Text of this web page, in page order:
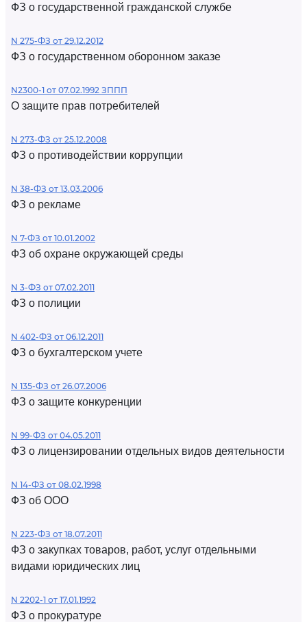
ФЗ о государственной гражданской службе
N 275-ФЗ от 29.12.2012
ФЗ о государственном оборонном заказе
N2300-1 от 07.02.1992 ЗППП
О защите прав потребителей
N 273-ФЗ от 25.12.2008
ФЗ о противодействии коррупции
N 38-ФЗ от 13.03.2006
ФЗ о рекламе
N 7-ФЗ от 10.01.2002
ФЗ об охране окружающей среды
N 3-ФЗ от 07.02.2011
ФЗ о полиции
N 402-ФЗ от 06.12.2011
ФЗ о бухгалтерском учете
N 135-ФЗ от 26.07.2006
ФЗ о защите конкуренции
N 99-ФЗ от 04.05.2011
ФЗ о лицензировании отдельных видов деятельности
N 14-ФЗ от 08.02.1998
ФЗ об ООО
N 223-ФЗ от 18.07.2011
ФЗ о закупках товаров, работ, услуг отдельными
видами юридических лиц
N 2202-1 от 17.01.1992
ФЗ о прокуратуре